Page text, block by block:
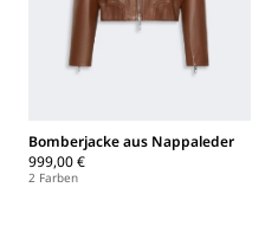
Bomberjacke aus Nappaleder
999,00 €
2 Farben